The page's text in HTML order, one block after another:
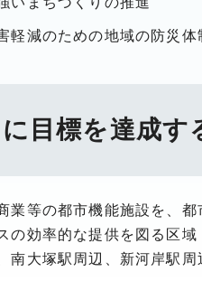
軽減のための地域の防災体
目標を達成す
業等の都市機能施設を、
の効率的な提供を図る区
南大塚駅周辺、新河岸駅周